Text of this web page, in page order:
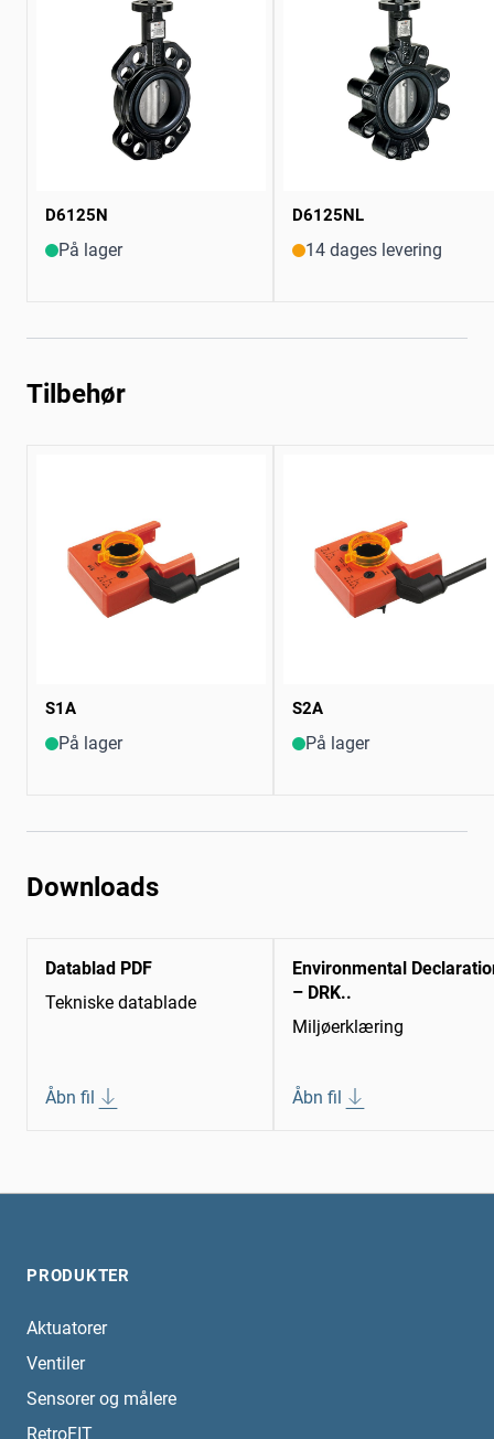
D6125N
På lager
D6125NL
14 dages levering
Tilbehør
S1A
På lager
S2A
På lager
Downloads
Datablad PDF
Tekniske datablade
Åbn fil
Environmental
– DRK..
Miljøerklæring
Åbn fil
PRODUKTER
Aktuatorer
Ventiler
Sensorer og målere
RetroFIT